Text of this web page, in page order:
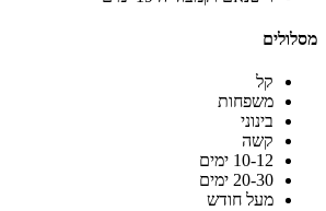
משפחות
בינוני
קשה
10-12 ימים
20-30 ימים
מעל חודש